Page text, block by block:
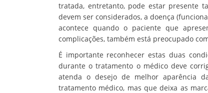
tratada, entretanto, pode estar presente
devem ser considerados, a doença
acontece quando o paciente que
complicações, também está preocupado
É importante reconhecer estas duas
durante o tratamento o médico deve
atenda o desejo de melhor aparência
tratamento médico, mas que deixa as